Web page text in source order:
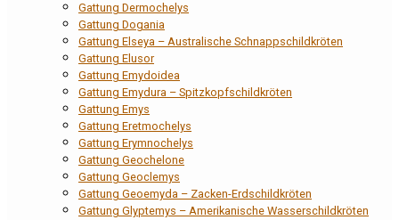
Gattung Dermochelys
Gattung Dogania
Gattung Elseya – Australische Schnappschildkröten
Gattung Elusor
Gattung Emydoidea
Gattung Emydura – Spitzkopfschildkröten
Gattung Emys
Gattung Eretmochelys
Gattung Erymnochelys
Gattung Geochelone
Gattung Geoclemys
Gattung Geoemyda – Zacken-Erdschildkröten
Gattung Glyptemys – Amerikanische Wasserschildkröten